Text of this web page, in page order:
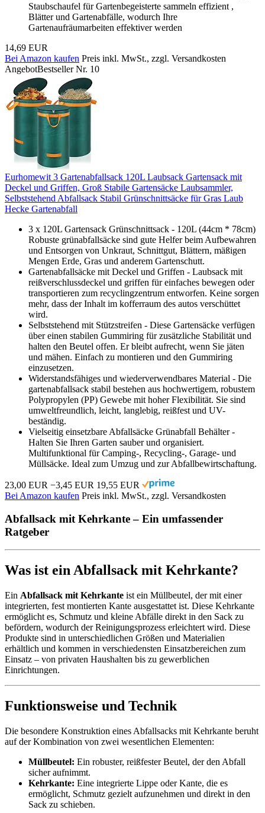
Staubschaufel für Gartenbegeisterte sammeln effizient ,
Blätter und Gartenabfälle, wodurch Ihre
Gartenaufräumarbeiten effektiver werden
14,69 EUR
Bei Amazon kaufen Preis inkl. MwSt., zzgl. Versandkosten
AngebotBestseller Nr. 10
Eurhomewit 3 Gartenabfallsack 120L Laubsack Gartensack mit
Deckel und Griffen, Groß Stabile Gartensäcke Laubsammler,
Selbststehend Abfallsack Stabil Grünschnittsäcke für Gras Laub
Hecke Gartenabfall
3 x 120L Gartensack Grünschnittsack - 120L (44cm * 78cm)
Robuste grünabfallsäcke sind gute Helfer beim Aufbewahren
und Entsorgen von Unkraut, Schnittgut, Blättern, mäßigen
Mengen Erde, Gras und anderem Gartenschutt.
Gartenabfallsäcke mit Deckel und Griffen - Laubsack mit
reißverschlussdeckel und griffen für einfaches bewegen oder
transportieren zum recyclingzentrum entworfen. Keine sorgen
mehr, dass der Inhalt im kofferraum des autos verschüttet
wird.
Selbststehend mit Stützstreifen - Diese Gartensäcke verfügen
über einen stabilen Gummiring für zusätzliche Stabilität und
halten den Beutel offen. Er bleibt aufrecht, wenn Sie jäten
und mähen. Einfach zu montieren und den Gummiring
einzusetzen.
Widerstandsfähiges und wiederverwendbares Material - Die
gartenabfallsack stabil bestehen aus hochwertigem, robustem
Polypropylen (PP) Gewebe mit hoher Flexibilität. Sie sind
umweltfreundlich, leicht, langlebig, reißfest und UV-
beständig.
Vielseitig einsetzbare Abfallsäcke Grünabfall Behälter -
Halten Sie Ihren Garten sauber und organisiert.
Multifunktional für Camping-, Recycling-, Garage- und
Müllsäcke. Ideal zum Umzug und zur Abfallbewirtschaftung.
23,00 EUR −3,45 EUR 19,55 EUR
Bei Amazon kaufen Preis inkl. MwSt., zzgl. Versandkosten
Abfallsack mit Kehrkante – Ein umfassender
Ratgeber
Was ist ein Abfallsack mit Kehrkante?
Ein Abfallsack mit Kehrkante ist ein Müllbeutel, der mit einer
integrierten, fest montierten Kante ausgestattet ist. Diese Kehrkante
ermöglicht es, Schmutz und kleine Abfälle direkt in den Sack zu
befördern, wodurch der Reinigungsprozess erleichtert wird. Diese
Produkte sind in unterschiedlichen Größen und Materialien
erhältlich und kommen in verschiedensten Einsatzbereichen zum
Einsatz – von privaten Haushalten bis zu gewerblichen
Einrichtungen.
Funktionsweise und Technik
Die besondere Konstruktion eines Abfallsacks mit Kehrkante beruht
auf der Kombination von zwei wesentlichen Elementen:
Müllbeutel: Ein robuster, reißfester Beutel, der den Abfall
sicher aufnimmt.
Kehrkante: Eine integrierte Lippe oder Kante, die es
ermöglicht, Schmutz gezielt aufzunehmen und direkt in den
Sack zu schieben.